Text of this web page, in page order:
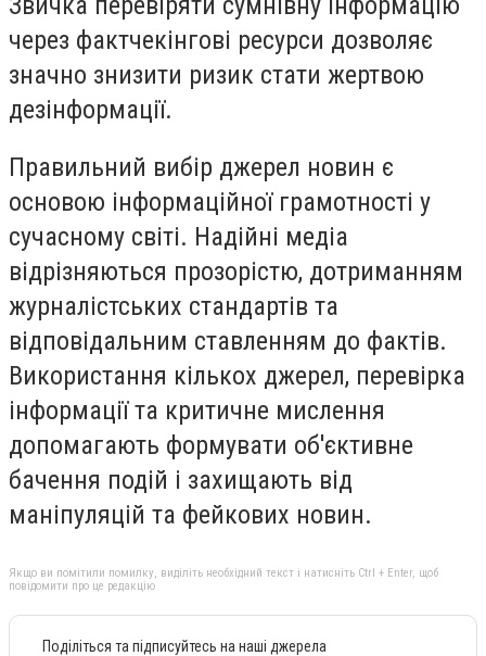
через фактчекінгові ресурси дозволяє
значно знизити ризик стати жертвою
дезінформації.
Правильний вибір джерел новин є
основою інформаційної грамотності у
сучасному світі. Надійні медіа
відрізняються прозорістю, дотриманням
журналістських стандартів та
відповідальним ставленням до фактів.
Використання кількох джерел, перевірка
інформації та критичне мислення
допомагають формувати об'єктивне
бачення подій і захищають від
маніпуляцій та фейкових новин.
Якщо ви помітили помилку, виділіть необхідний текст і натисніть Ctrl + Enter, щоб
повідомити про це редакцію
Поділіться та підписуйтесь на наші джерела